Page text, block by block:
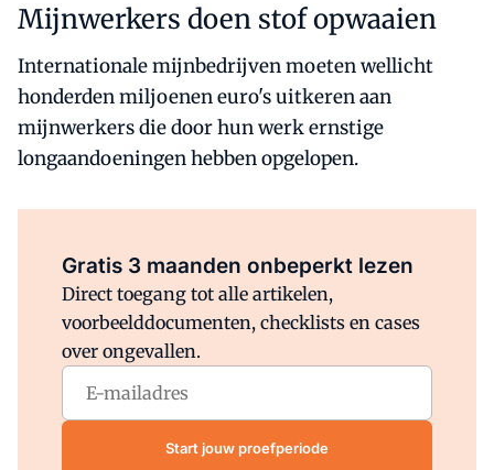
Mijnwerkers doen stof opwaaien
Internationale mijnbedrijven moeten wellicht
honderden miljoenen euro's uitkeren aan
mijnwerkers die door hun werk ernstige
longaandoeningen hebben opgelopen.
Gratis 3 maanden onbeperkt lezen
Direct toegang tot alle artikelen,
voorbeelddocumenten, checklists en cases
over ongevallen.
Start jouw proefperiode